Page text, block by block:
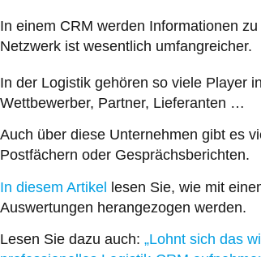
In einem CRM werden Informationen
Netzwerk ist wesentlich umfangreicher.
In der Logistik gehören so viele Player
Wettbewerber, Partner, Lieferanten …
Auch über diese Unternehmen gibt es
Postfächern oder Gesprächsberichten.
In diesem Artikel lesen Sie, wie mit
Auswertungen herangezogen werden.
Lesen Sie dazu auch: „Lohnt sich das